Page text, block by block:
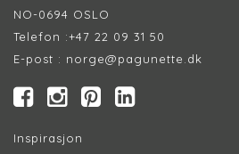
NO-0694 OSLO
Telefon :+47 22 09 31 50
E-post : norge@pagunette.dk
Inspirasjon